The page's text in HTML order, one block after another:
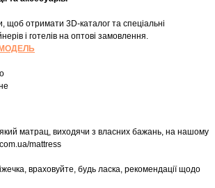
щоб отримати 3D-каталог та спеціальні
і готелів на оптові замовлення.
матрац, виходячи з власних бажань, на нашому
mattress
враховуйте, будь ласка, рекомендації щодо